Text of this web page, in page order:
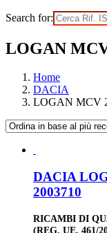
Search for:
LOGAN
Home
DACIA
LOGAN MCV
DACIA
2003710
RICAMBI DI
(REG. UE. 461/